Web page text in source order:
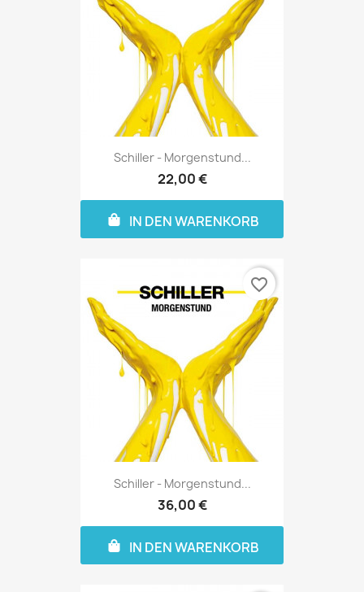
Schiller - Morgenstund...
22,00 €
IN DEN WARENKORB
Schiller - Morgenstund...
36,00 €
IN DEN WARENKORB
favorite_border